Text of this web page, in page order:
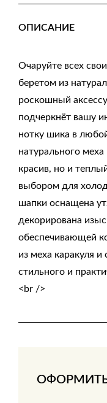
ОПИСАНИЕ
Очаруйте всех
беретом из
роскошный
подчеркнёт вашу
нотку шика в
натурального меха
красив, но и
выбором для
шапки оснащена
декорирована
обеспечивающей
из меха каракуля и
стильного и
<br />